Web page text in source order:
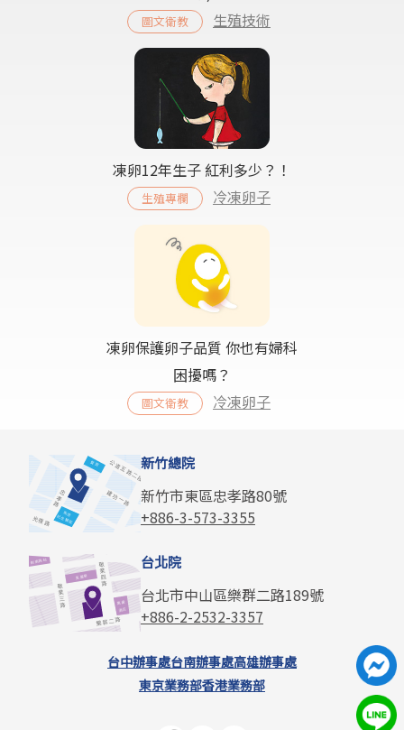
圖文衛教 生殖技術
凍卵12年生子 紅利多少？！
生殖專欄 冷凍卵子
凍卵保護卵子品質 你也有婦科
困擾嗎？
圖文衛教 冷凍卵子
新竹總院
新竹市東區忠孝路80號
+886-3-573-3355
台北院
台北市中山區樂群二路189號
+886-2-2532-3357
台中辦事處台南辦事處高雄辦事處
東京業務部香港業務部